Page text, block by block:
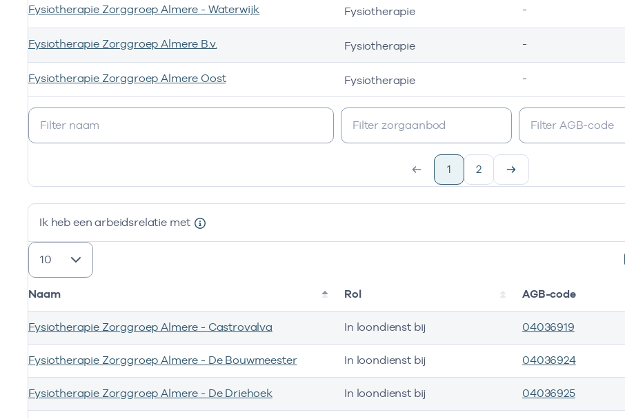
Fysiotherapie Zorggroep Almere - Waterwijk Fysiotherapie -
Fysiotherapie Zorggroep Almere B.v. Fysiotherapie -
Fysiotherapie Zorggroep Almere Oost Fysiotherapie -
1 2
Ik heb een arbeidsrelatie met
Naam Rol AGB-code
Fysiotherapie Zorggroep Almere - Castrovalva In loondienst bij 04036919
Fysiotherapie Zorggroep Almere - De Bouwmeester In loondienst bij 04036924
Fysiotherapie Zorggroep Almere - De Driehoek In loondienst bij 04036925